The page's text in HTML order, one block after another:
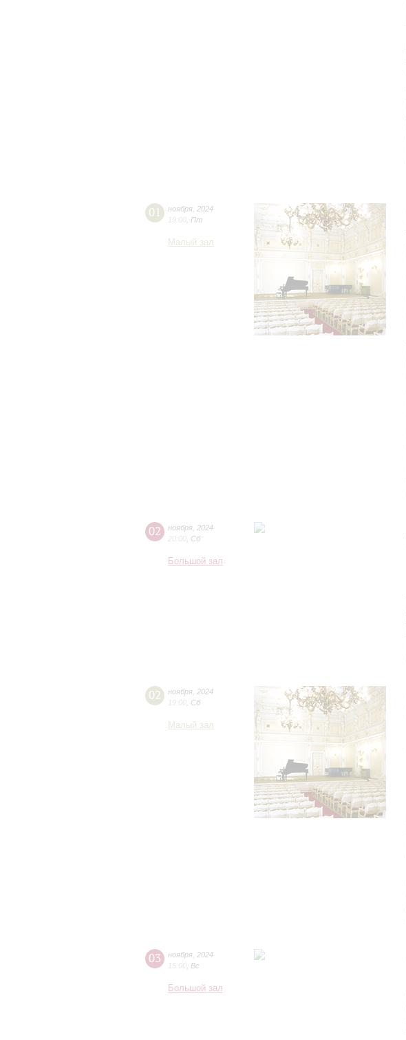
01 ноября 2024
19:00 Пт
Малый зал
02 ноября 2024
20:00 Сб
Большой зал
02 ноября 2024
19:00 Сб
Малый зал
03 ноября 2024
15:00 Вс
Большой зал